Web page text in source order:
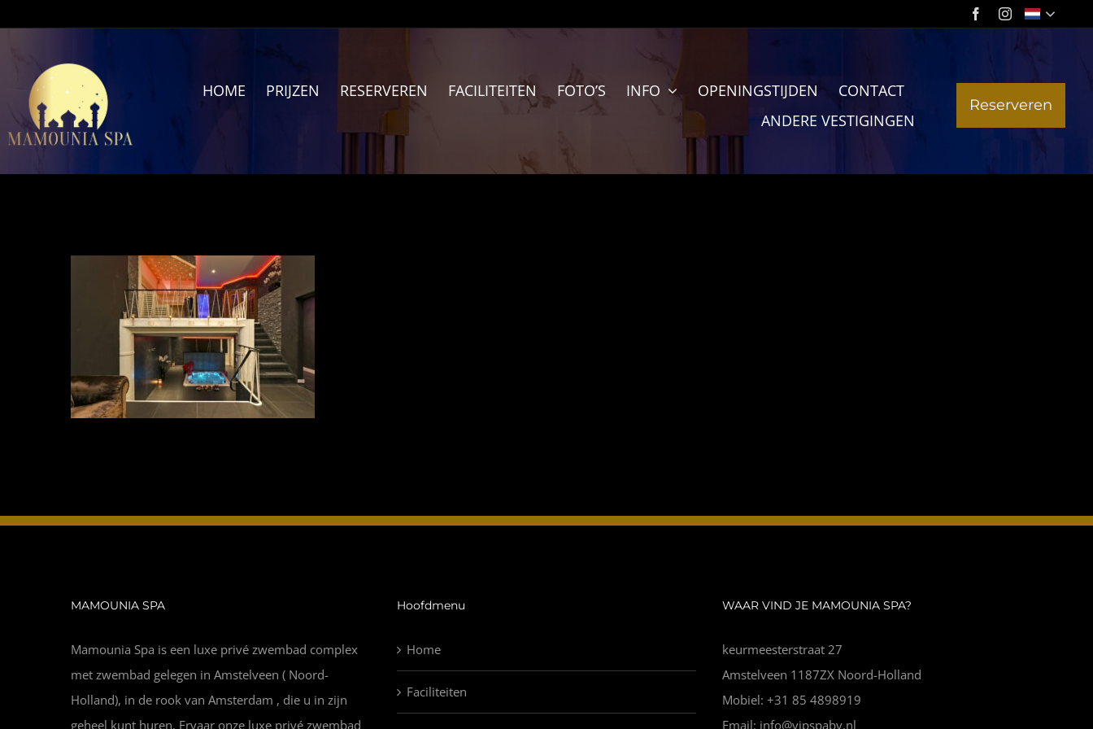
HOME PRIJZEN RESERVEREN FACILITEITEN FOTO’S INFO OPENINGSTIJDEN
CONTACT
ANDERE VESTIGINGEN
Reserveren
MAMOUNIA SPA
Mamounia Spa is een luxe privé zwembad complex
met zwembad gelegen in Amstelveen ( Noord-
Holland), in de rook van Amsterdam , die u in zijn
geheel kunt huren. Ervaar onze luxe privé zwembad
Hoofdmenu
Home
Faciliteiten
WAAR VIND JE MAMOUNIA SPA?
keurmeesterstraat 27
Amstelveen 1187ZX Noord-Holland
Mobiel: +31 85 4898919
Email: info@vipspabv.nl